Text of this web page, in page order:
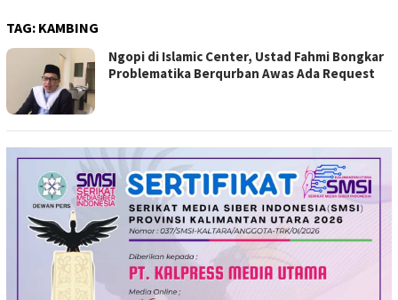
TAG: KAMBING
Ngopi di Islamic Center, Ustad Fahmi Bongkar
Problematika Berqurban Awas Ada Request